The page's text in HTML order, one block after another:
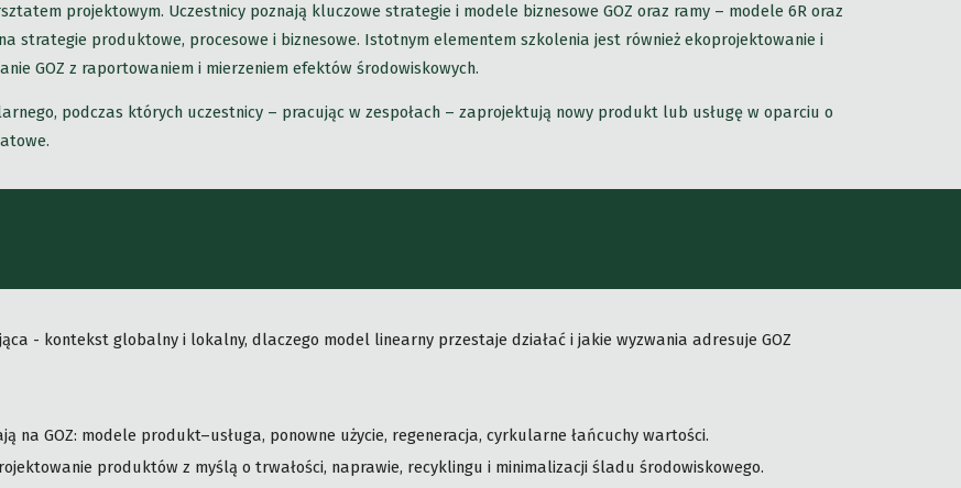
projektowym. Uczestnicy poznają kluczowe strategie i modele biznesowe GOZ oraz ramy – modele 6R oraz
strategie produktowe, procesowe i biznesowe. Istotnym elementem szkolenia jest również ekoprojektowanie i
GOZ z raportowaniem i mierzeniem efektów środowiskowych.
podczas których uczestnicy – pracując w zespołach – zaprojektują nowy produkt lub usługę w oparciu o
- kontekst globalny i lokalny, dlaczego model linearny przestaje działać i jakie wyzwania adresuje GOZ
na GOZ: modele produkt–usługa, ponowne użycie, regeneracja, cyrkularne łańcuchy wartości.
produktów z myślą o trwałości, naprawie, recyklingu i minimalizacji śladu środowiskowego.